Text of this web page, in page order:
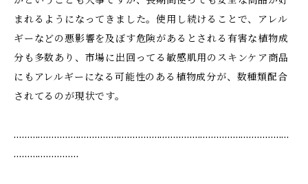
まれるようになってきました。使用し続けることで、アレル
ギーなどの悪影響を及ぼす危険があるとされる有害な植物成
分も多数あり、市場に出回ってる敏感肌用のスキンケア商品
にもアレルギーになる可能性のある植物成分が、数種類配合
されてるのが現状です。
…………………………………………………………………………………………
……………………